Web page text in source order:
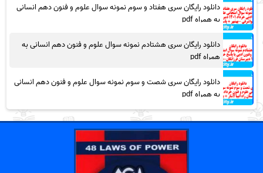
دانلود رایگان سری هفتاد و سوم نمونه سوال علوم و فنون دهم انسانی
به همراه pdf
دانلود رایگان سری هشتادم نمونه سوال علوم و فنون دهم انسانی به
همراه pdf
دانلود رایگان سری شصت و سوم نمونه سوال علوم و فنون دهم انسانی
به همراه pdf